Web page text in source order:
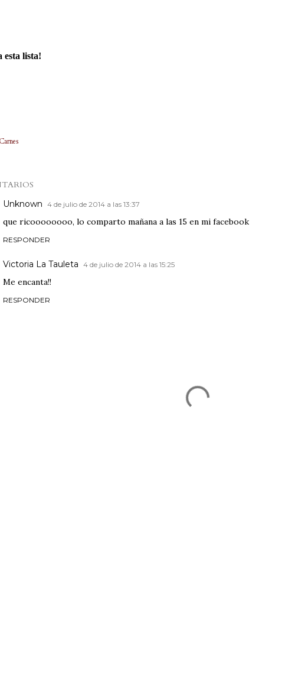
esta lista!
Carnes
Unknown 4 de julio de 2014 a las 13:37
que ricoooooooo, lo comparto mañana a las 15 en mi facebook
RESPONDER
Victoria La Tauleta 4 de julio de 2014 a las 15:25
Me encanta!!
RESPONDER